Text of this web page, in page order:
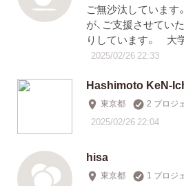
ご無沙汰しています
が、ご支援させてい
りしています。 大
2025/02/26 22:33
Hashimoto KeN-
東京都 2 プロジ
2025/02/26 22:04
hisa
東京都 1 プロジ